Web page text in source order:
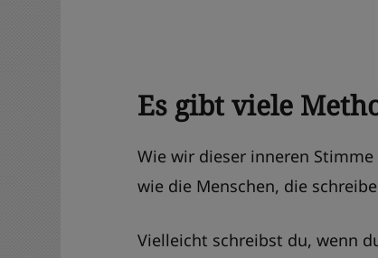
Es gibt viele
Wie wir dieser inneren
wie die Menschen, die
Vielleicht schreibst du, wenn